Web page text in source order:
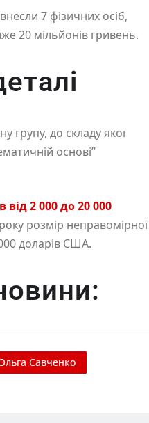
7 фізичних осіб,
20 мільйонів гривень.
групу, до складу якої
основі”
2 000 до 20 000
розмір неправомірної
доларів США.
Савченко